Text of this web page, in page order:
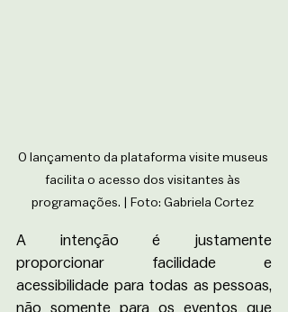
O lançamento da plataforma visite museus
facilita o acesso dos visitantes às
programações. | Foto: Gabriela Cortez
A intenção é justamente
proporcionar facilidade e
acessibilidade para todas as pessoas,
não somente para os eventos que